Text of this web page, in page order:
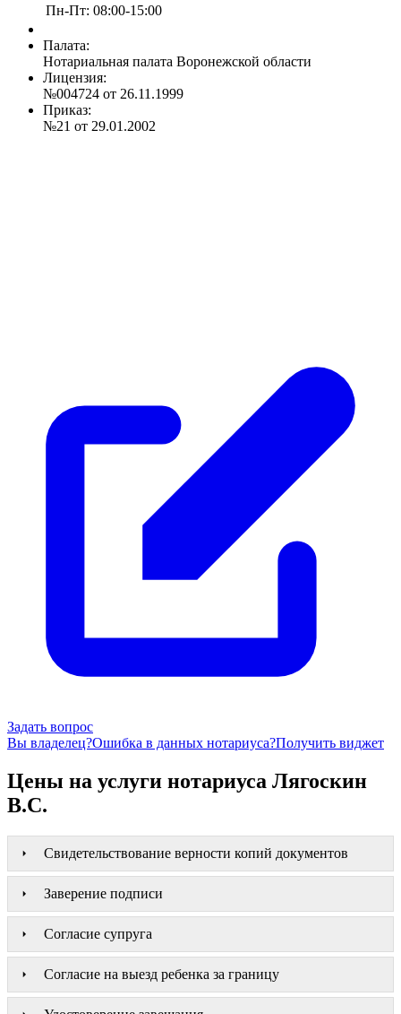
Пн-Пт: 08:00-15:00
Палата:
Нотариальная палата Воронежской области
Лицензия:
№004724 от 26.11.1999
Приказ:
№21 от 29.01.2002
Задать вопрос
Вы владелец?Ошибка в данных нотариуса?Получить виджет
Цены на услуги нотариуса Лягоскин
В.С.
Свидетельствование верности копий документов
Заверение подписи
Согласие супруга
Согласие на выезд ребенка за границу